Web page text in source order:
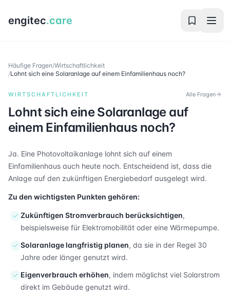
engitec.care
Häufige Fragen/Wirtschaftlichkeit
/Lohnt sich eine Solaranlage auf einem Einfamilienhaus noch?
WIRTSCHAFTLICHKEIT Alle Fragen
Lohnt sich eine Solaranlage auf
einem Einfamilienhaus noch?
Ja. Eine Photovoltaikanlage lohnt sich auf einem
Einfamilienhaus auch heute noch. Entscheidend ist, dass die
Anlage auf den zukünftigen Energiebedarf ausgelegt wird.
Zu den wichtigsten Punkten gehören:
Zukünftigen Stromverbrauch berücksichtigen,
beispielsweise für Elektromobilität oder eine Wärmepumpe.
Solaranlage langfristig planen, da sie in der Regel 30
Jahre oder länger genutzt wird.
Eigenverbrauch erhöhen, indem möglichst viel Solarstrom
direkt im Gebäude genutzt wird.